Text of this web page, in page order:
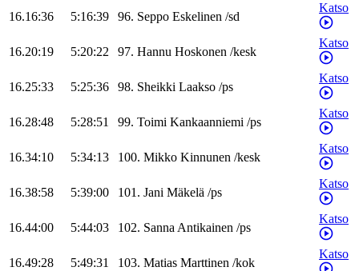
16.16:36 5:16:39 96. Seppo Eskelinen /sd
Katso
16.20:19 5:20:22 97. Hannu Hoskonen /kesk
Katso
16.25:33 5:25:36 98. Sheikki Laakso /ps
Katso
16.28:48 5:28:51 99. Toimi Kankaanniemi /ps
Katso
16.34:10 5:34:13 100. Mikko Kinnunen /kesk
Katso
16.38:58 5:39:00 101. Jani Mäkelä /ps
Katso
16.44:00 5:44:03 102. SannaAntikainen /ps
Katso
16.49:28 5:49:31 103. Matias Marttinen /kok
Katso